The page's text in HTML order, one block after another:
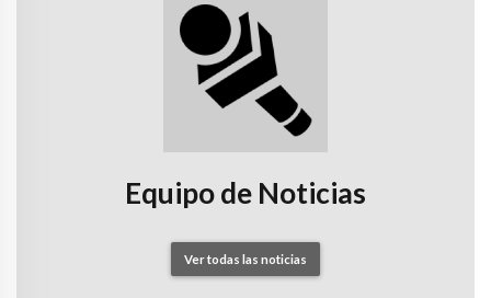
Equipo de Noticias
Ver todas las noticias